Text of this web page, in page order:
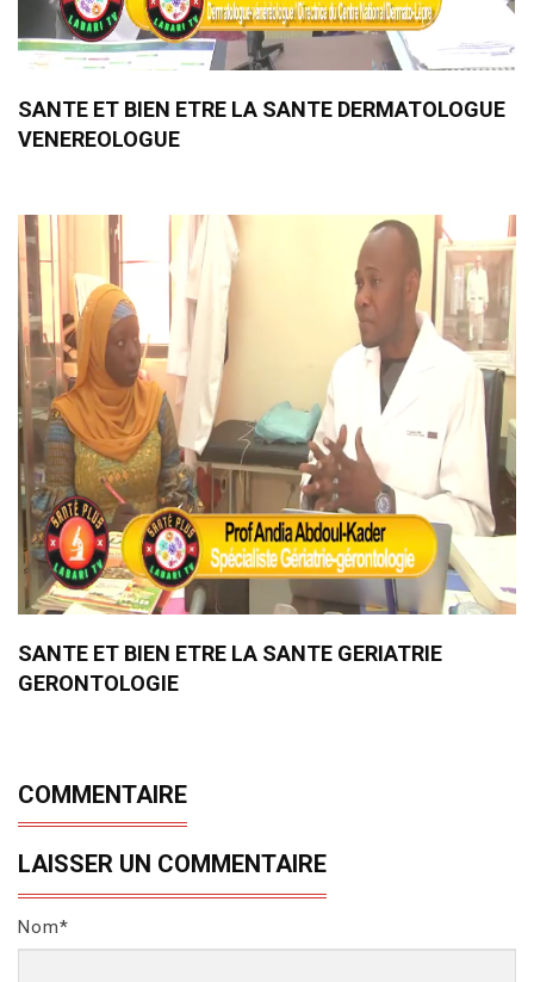
SANTE ET BIEN ETRE LA SANTE DERMATOLOGUE
VENEREOLOGUE
SANTE ET BIEN ETRE LA SANTE GERIATRIE
GERONTOLOGIE
COMMENTAIRE
LAISSER UN COMMENTAIRE
Nom*